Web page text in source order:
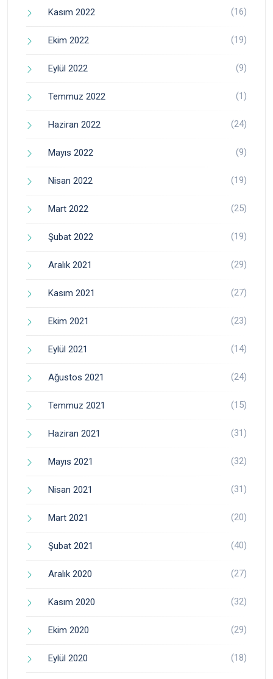
Kasım 2022 (16)
Ekim 2022 (19)
Eylül 2022 (9)
Temmuz 2022 (1)
Haziran 2022 (24)
Mayıs 2022 (9)
Nisan 2022 (19)
Mart 2022 (25)
Şubat 2022 (19)
Aralık 2021 (29)
Kasım 2021 (27)
Ekim 2021 (23)
Eylül 2021 (14)
Ağustos 2021 (24)
Temmuz 2021 (15)
Haziran 2021 (31)
Mayıs 2021 (32)
Nisan 2021 (31)
Mart 2021 (20)
Şubat 2021 (40)
Aralık 2020 (27)
Kasım 2020 (32)
Ekim 2020 (29)
Eylül 2020 (18)